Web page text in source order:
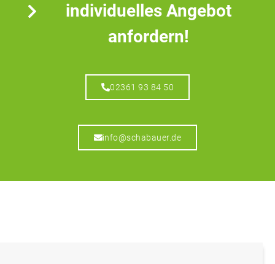
individuelles Angebot
anfordern!
02361 93 84 50
info@schabauer.de